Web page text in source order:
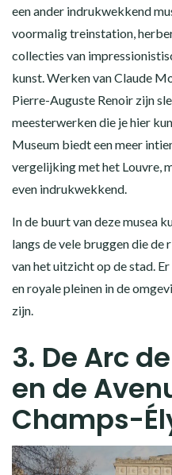
een ander indrukwekkend
voormalig treinstation,
collecties van
kunst. Werken van Claude
Pierre-Auguste Renoir zijn
meesterwerken die je hier
Museum biedt een meer
vergelijking met het Louvre,
even indrukwekkend.
In de buurt van deze musea
langs de vele bruggen die
van het uitzicht op de stad.
en royale pleinen in de
zijn.
3. De Arc
en de
Champs-